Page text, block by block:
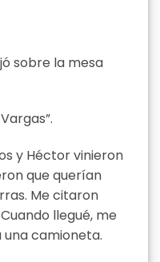
sobre la mesa
y Héctor vinieron
que querían
Me citaron
llegué, me
camioneta.